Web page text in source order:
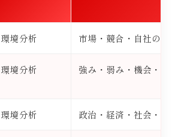
環境分析 市場・競合・自社の3
環境分析 強み・弱み・機会・
環境分析 政治・経済・社会・